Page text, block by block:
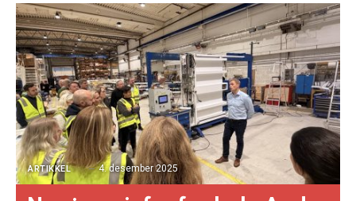
ARTIKKEL 4. desember 2025